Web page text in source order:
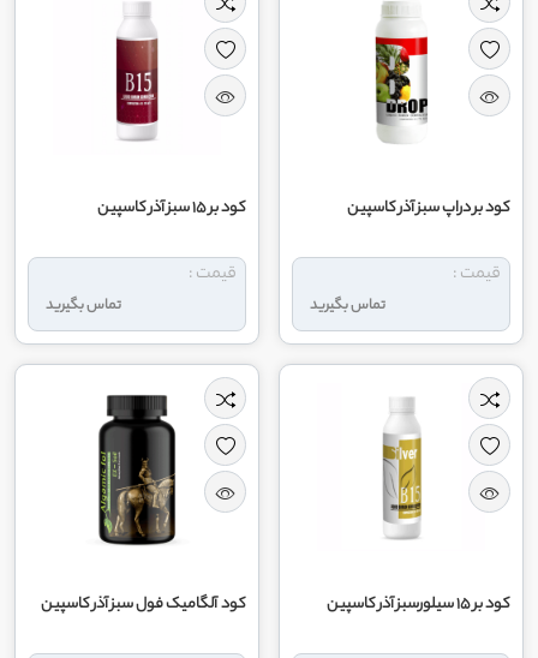
کود بر دراپ سبز آذر کاسپین
تماس بگیرید
قیمت :
کود بر 15 سبز آذر کاسپین
تماس بگیرید
قیمت :
کود بر 15 سیلورسبز آذر کاسپین کود آلگامیک فول سبز آذر کاسپین